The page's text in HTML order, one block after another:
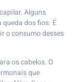
Alguns
dos fios. É
o consumo desses
os cabelos. O
que